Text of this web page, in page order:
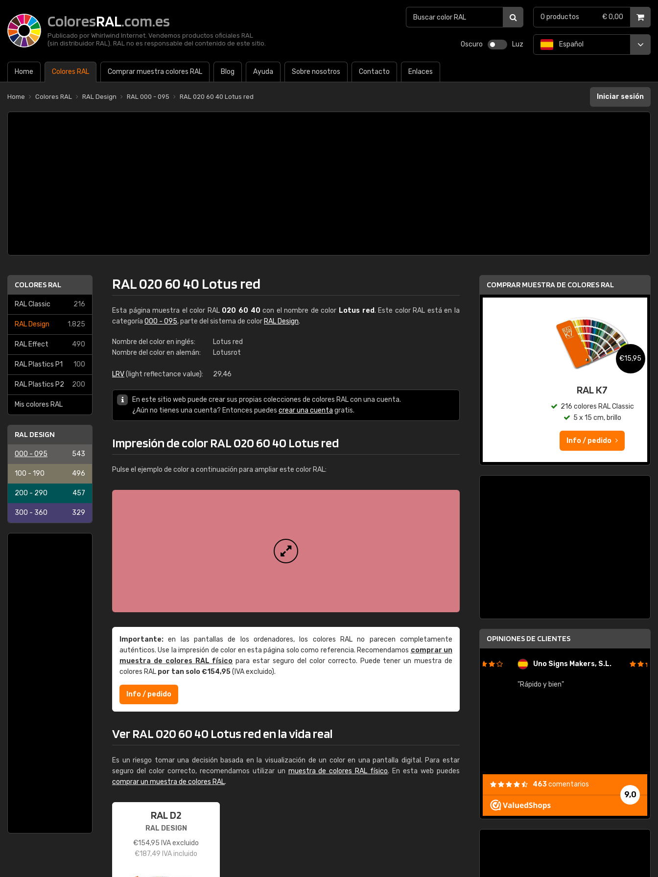
ColoresRAL.com.es
Publicado por Whirlwind Internet. Vendemos productos oficiales RAL
(sin distribuidor RAL). RAL no es responsable del contenido de este sitio.
Oscuro Luz
Home Colores RAL Comprar muestra colores RAL Blog Ayuda Sobre nosotros Contacto Enlaces
Español
0 productos € 0,00
Home Colores RAL RAL Design RAL 000 - 095 RAL 020 60 40 Lotus red Iniciar sesión
COLORES RAL
RAL Classic 216
RAL Design 1.825
RAL Effect 490
RAL Plastics P1 100
RAL Plastics P2 200
Mis colores RAL
RAL DESIGN
000 - 095 543
100 - 190 496
200 - 290 457
300 - 360 329
RAL 020 60 40 Lotus red
Esta página muestra el color RAL 020 60 40 con el nombre de color Lotus red. Este color RAL está en la
categoría 000 - 095, parte del sistema de color RAL Design.
Nombre del color en inglés:
Lotus red
Nombre del color en alemán:
Lotusrot
LRV(light reflectance value): 29,46
En este sitio web puede crear sus propias colecciones de colores RAL con una cuenta.
¿Aún no tienes una cuenta? Entonces puedes crear una cuenta gratis.
Impresión de color RAL 020 60 40 Lotus red
Pulse el ejemplo de color a continuación para ampliar este color RAL:
Importante: en las pantallas de los ordenadores, los colores RAL no parecen completamente
auténticos. Use la impresión de color en esta página solo como referencia. Recomendamos comprar un
muestra de colores RAL físico para estar seguro del color correcto. Puede tener un muestra de
colores RAL por tan solo €154,95(IVA excluido).
Info / pedido
Ver RAL 020 60 40 Lotus red en la vida real
Es un riesgo tomar una decisión basada en la visualización de un color en una pantalla digital. Para estar
seguro del color correcto, recomendamos utilizar un muestra de colores RAL físico. En esta web puedes
comprar un muestra de colores RAL.
RAL D2
RAL DESIGN
€154,95 IVA excluido
€187,49 IVA incluido
COMPRAR MUESTRA DE COLORES RAL
RAL K7 a base de agua
€15,95
RAL K7
216 colores RAL Classic
5 x 15 cm, brillo
Info / pedido
OPINIONES DE CLIENTES
Enrique Uno Signs Makers, S.L.
"Rápido y bien"
9,0
463comentarios